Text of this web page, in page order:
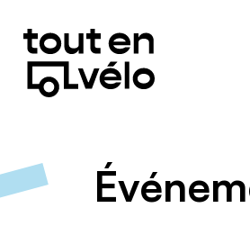
Toutenvélo
–
Coopératives
cyclologistique